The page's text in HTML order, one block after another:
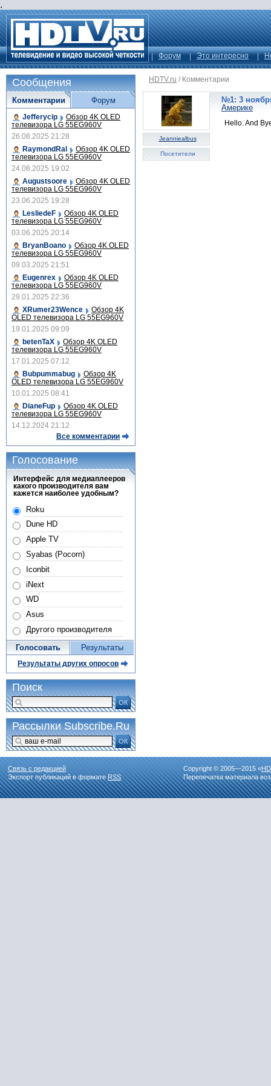
.
Форум Это интересно
HDTV.ru / Комментарии
Jeanniealbus
Посетители
№1: 3
Америке
Hello. And
Сообщения
Комментарии
Jefferycip Обзор 4K OLED
телевизора LG 55EG960V
26.08.2025 21:28
RaymondRal
Обзор 4K OLED
телевизора LG 55EG960V
24.08.2025 19:02
Augustsoore
Обзор 4K OLED
телевизора LG 55EG960V
23.06.2025 19:28
LesliedeF
Обзор 4K OLED
телевизора LG 55EG960V
03.06.2025 20:14
BryanBoano
Обзор 4K OLED
телевизора LG 55EG960V
09.03.2025 21:51
Eugenrex
Обзор 4K OLED
телевизора LG 55EG960V
29.01.2025 22:36
XRumer23Wence
Обзор 4K
OLED телевизора LG 55EG960V
19.01.2025 09:09
betenTaX
Обзор 4K OLED
телевизора LG 55EG960V
17.01.2025 07:12
Bubpummabug
Обзор 4K
OLED телевизора LG 55EG960V
10.01.2025 08:41
DianeFup
Обзор 4K OLED
телевизора LG 55EG960V
14.12.2024 21:12
Все комментарии
Форум
Голосование
Интерфейс для медиаплееров
какого производителя вам
кажется наиболее удобным?
Roku
Dune HD
Apple TV
Syabas (Pocorn)
Iconbit
iNext
WD
Asus
Другого производителя
Голосовать Результаты
Результаты других опросов
Поиск
ОК
Рассылки Subscribe.Ru
ОК
Связь с редакцией
Экспорт публикаций в форматеRSS
Copyright © 2005—2015 «
Перепечатка материала